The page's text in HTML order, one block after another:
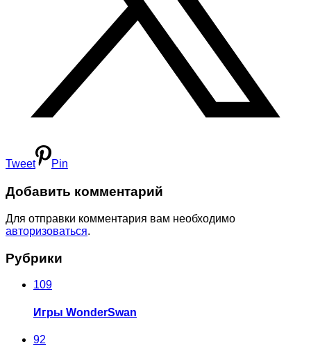
Tweet Pin
Добавить комментарий
Для отправки комментария вам необходимо
авторизоваться.
Рубрики
109
Игры WonderSwan
92